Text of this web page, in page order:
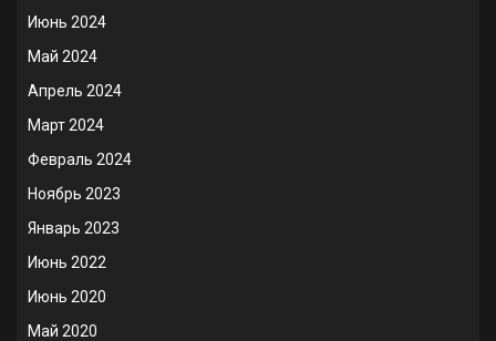
Июнь 2024
Май 2024
Апрель 2024
Март 2024
Февраль 2024
Ноябрь 2023
Январь 2023
Июнь 2022
Июнь 2020
Май 2020